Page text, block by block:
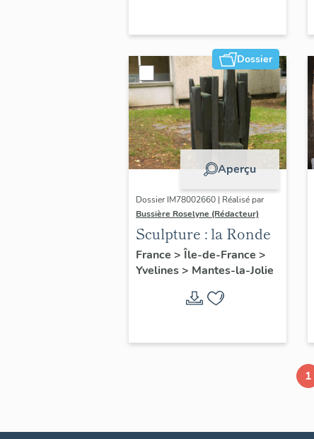
Dossier
Aperçu
Dossier IM78002660 | Réalisé par
Bussière Roselyne (Rédacteur)
Sculpture : la Ronde
France > Île-de-France >
Yvelines> Mantes-la-Jolie
1